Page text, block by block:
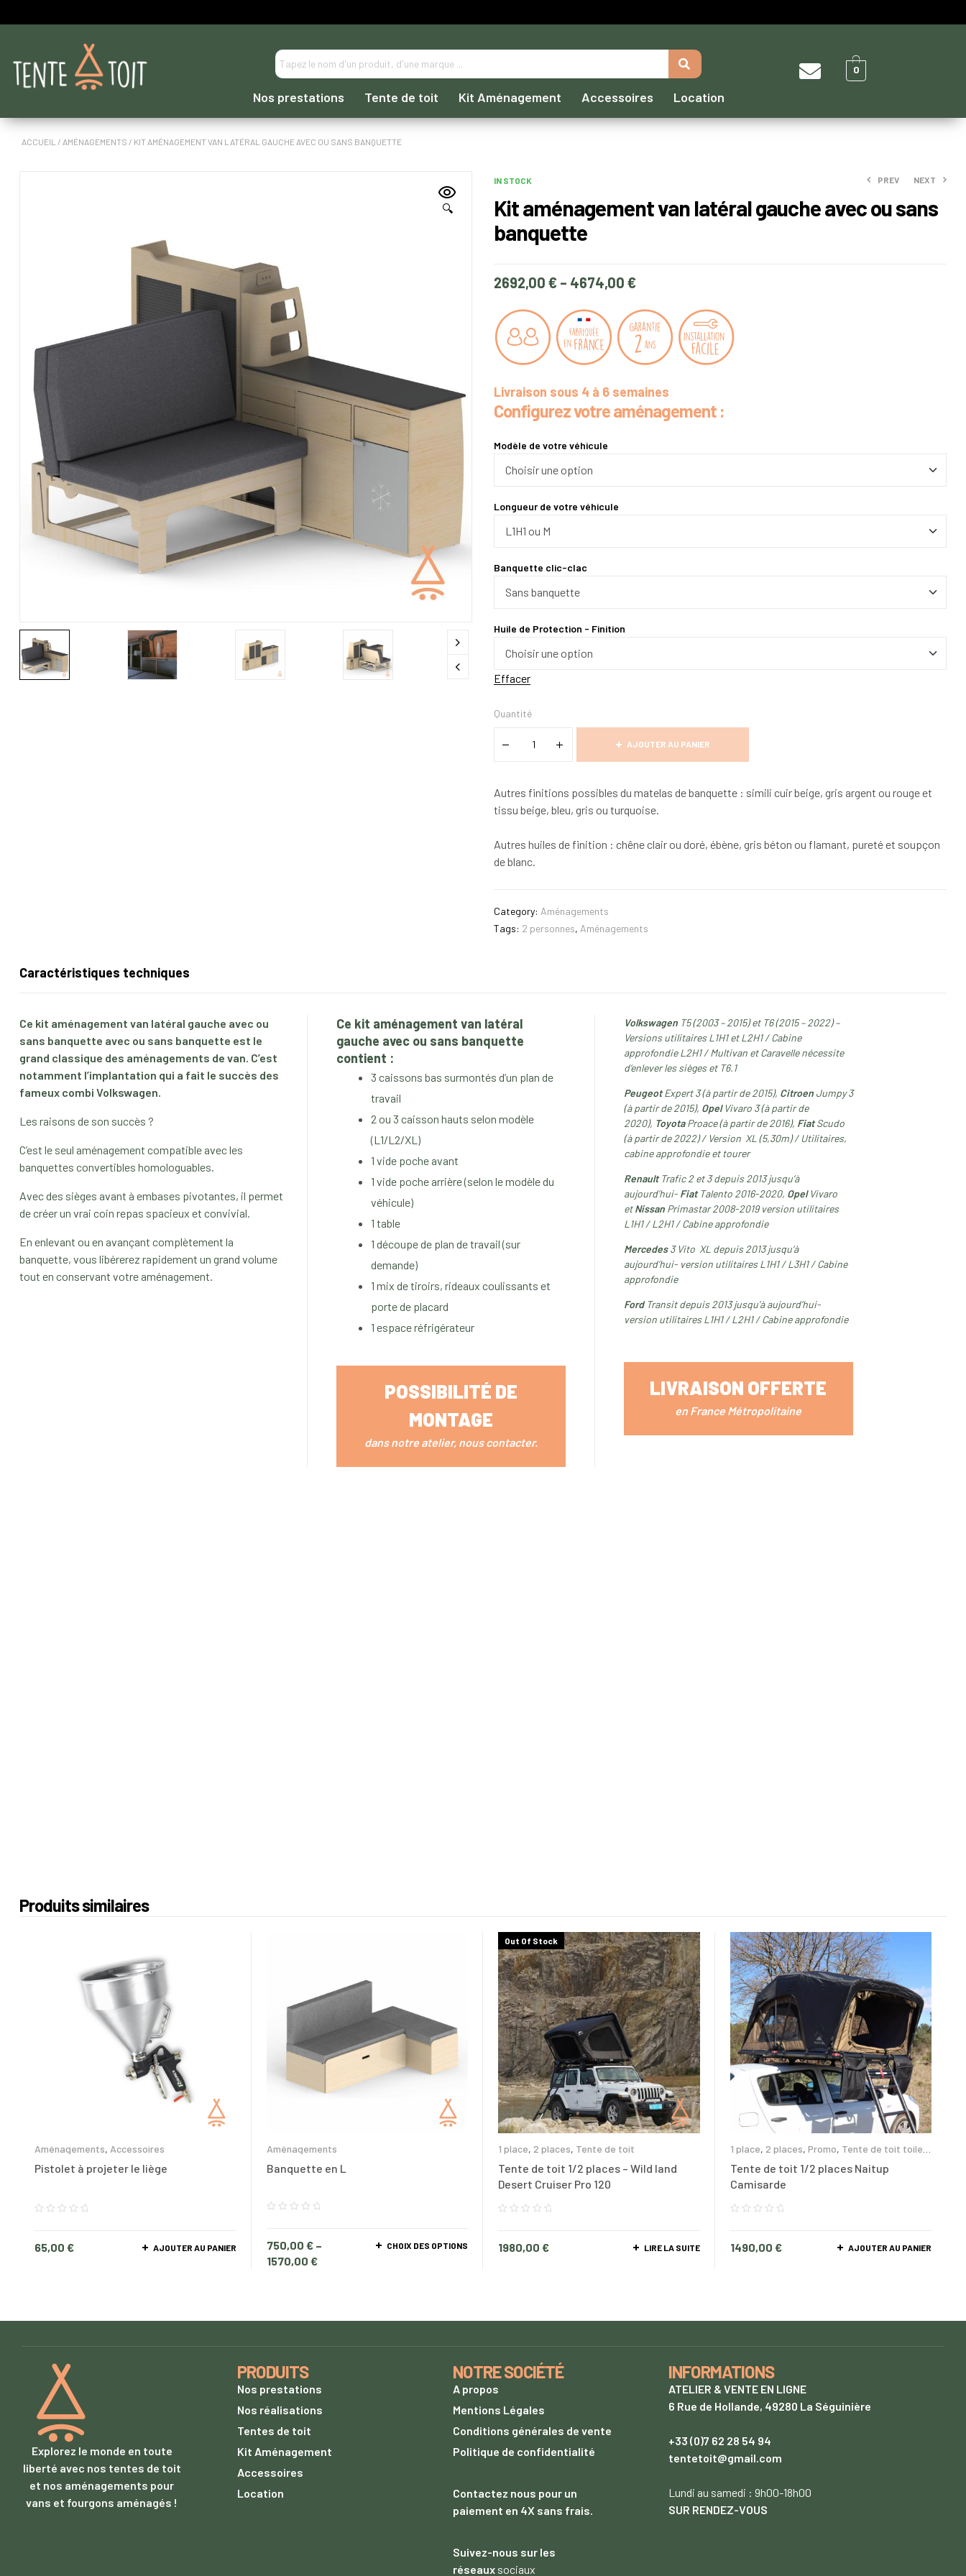
Nos prestations Tente de toit Kit Aménagement Accessoires Location
0
ACCUEIL / AMÉNAGEMENTS / KIT AMÉNAGEMENT VAN LATÉRAL GAUCHE AVEC OU SANS BANQUETTE
🔍
IN STOCK PREV NEXT
Kit aménagement van latéral gauche avec ou sans
banquette
2692,00 € – 4674,00 €
Livraison sous 4 à 6 semaines
Configurez votre aménagement :
Modèle de votre véhicule
Longueur de votre véhicule
Banquette clic-clac
Huile de Protection - Finition
Effacer
Quantité
AJOUTER AU PANIER
Autres finitions possibles du matelas de banquette : simili cuir beige, gris argent ou rouge et
tissu beige, bleu, gris ou turquoise.
Autres huiles de finition : chêne clair ou doré, ébène, gris béton ou flamant, pureté et soupçon
de blanc.
Category: Aménagements
Tags: 2 personnes, Aménagements
Caractéristiques techniques
Ce kit aménagement van latéral gauche avec ou
sans banquette avec ou sans banquette est le
grand classique des aménagements de van. C’est
notamment l’implantation qui a fait le succès des
fameux combi Volkswagen.
Les raisons de son succès ?
C’est le seul aménagement compatible avec les
banquettes convertibles homologuables.
Avec des sièges avant à embases pivotantes, il permet
de créer un vrai coin repas spacieux et convivial.
En enlevant ou en avançant complètement la
banquette, vous libérerez rapidement un grand volume
tout en conservant votre aménagement.
Ce kit aménagement van latéral
gauche avec ou sans banquette
contient :
3 caissons bas surmontés d’un plan de
travail
2 ou 3 caisson hauts selon modèle
(L1/L2/XL)
1 vide poche avant
1 vide poche arrière (selon le modèle du
véhicule)
1 table
1 découpe de plan de travail (sur
demande)
1 mix de tiroirs, rideaux coulissants et
porte de placard
1 espace réfrigérateur
POSSIBILITÉ DE
MONTAGE
dans notre atelier, nous contacter.
VolkswagenT5 (2003 – 2015) et T6 (2015 – 2022) –
Versions utilitaires L1H1 et L2H1 / Cabine
approfondie L2H1 / Multivan et Caravelle nécessite
d’enlever les sièges et T6.1
PeugeotExpert 3 (à partir de 2015), CitroenJumpy 3
(à partir de 2015), OpelVivaro 3 (à partir de
2020), ToyotaProace (à partir de 2016), FiatScudo
(à partir de 2022) / Version XL (5,30m) / Utilitaires,
cabine approfondie et tourer
RenaultTrafic 2 et 3 depuis 2013 jusqu’à
aujourd’hui- FiatTalento 2016-2020, OpelVivaro
etNissanPrimastar 2008-2019 version utilitaires
L1H1 / L2H1 / Cabine approfondie
Mercedes3 Vito XL depuis 2013 jusqu’à
aujourd’hui- version utilitaires L1H1 / L3H1 / Cabine
approfondie
FordTransit depuis 2013 jusqu’à aujourd’hui-
version utilitaires L1H1 / L2H1 / Cabine approfondie
LIVRAISON OFFERTE
en France Métropolitaine
Produits similaires
Aménagements, Accessoires
Pistolet à projeter le liège
65,00 € AJOUTER AU PANIER
Aménagements
Banquette en L
750,00 €–
1570,00 €
CHOIX DES OPTIONS
Out Of Stock
1 place, 2 places, Tente de toit
Tente de toit 1/2 places – Wild land
Desert Cruiser Pro 120
1980,00 € LIRE LA SUITE
1 place, 2 places, Promo, Tente de toit toile
Tente de toit 1/2 places Naitup
Camisarde
1490,00 € AJOUTER AU PANIER
Explorez le monde en toute
liberté avec nos tentes de toit
et nos aménagements pour
vans et fourgons aménagés !
PRODUITS
Nos prestations
Nos réalisations
Tentes de toit
Kit Aménagement
Accessoires
Location
NOTRE SOCIÉTÉ
A propos
Mentions Légales
Conditions générales de vente
Politique de confidentialité
Contactez nous pour un
paiement en 4X sans frais.
Suivez-nous sur les
réseaux sociaux
INFORMATIONS
ATELIER & VENTE EN LIGNE
6 Rue de Hollande, 49280 La Séguinière
+33 (0)7 62 28 54 94
tentetoit@gmail.com
Lundi au samedi : 9h00-18h00
SUR RENDEZ-VOUS